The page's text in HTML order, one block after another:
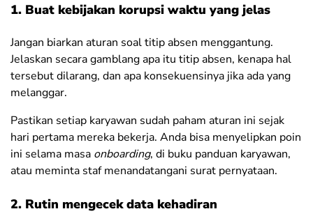
1. Buat kebijakan korupsi waktu yang jelas
Jangan biarkan aturan soal titip absen menggantung.
Jelaskan secara gamblang apa itu titip absen, kenapa hal
tersebut dilarang, dan apa konsekuensinya jika ada yang
melanggar.
Pastikan setiap karyawan sudah paham aturan ini sejak
hari pertama mereka bekerja. Anda bisa menyelipkan poin
ini selama masa onboarding, di buku panduan karyawan,
atau meminta staf menandatangani surat pernyataan.
2. Rutin mengecek data kehadiran